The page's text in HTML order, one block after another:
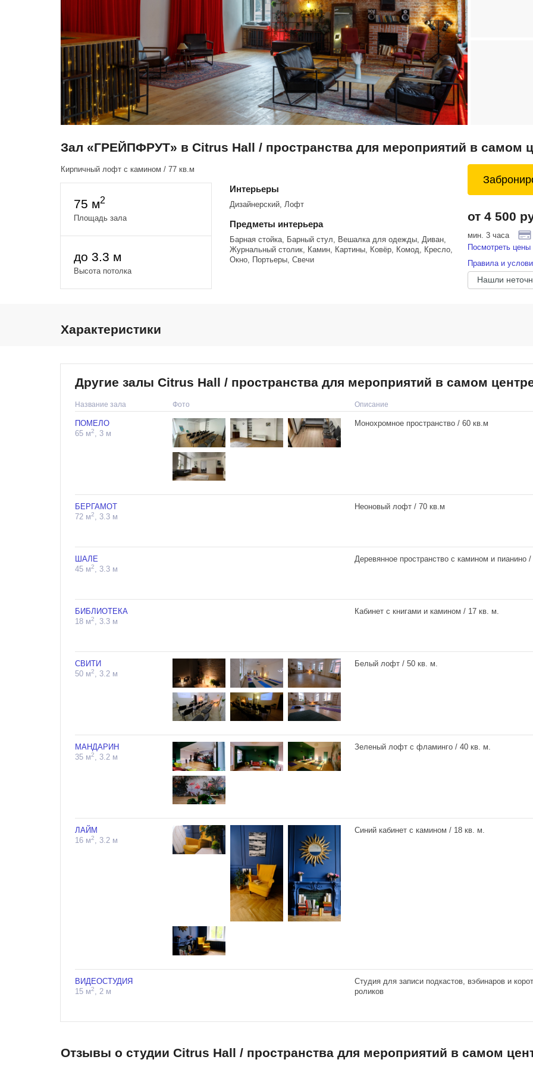
Зал «ГРЕЙПФРУТ» в Citrus Hall / пространства для мероприятий в самом
Кирпичный лофт с камином / 77 кв.м
75 м2
Площадь зала
до 3.3 м
Высота потолка
Интерьеры
Дизайнерский, Лофт
Предметы интерьера
Барная стойка, Барный стул, Вешалка для одежды, Диван,
Журнальный столик, Камин, Картины, Ковёр, Комод, Кресло,
Окно, Портьеры, Свечи
от 4 500
мин. 3 часа
Посмотреть цены
Правила и
Нашли
Характеристики
Другие залы Citrus Hall / пространства для мероприятий в самом
Название зала Фото Описание
ПОМЕЛО
65 м2, 3 м
Монохромное пространство / 60 кв.м
БЕРГАМОТ
72 м2, 3.3 м
Неоновый лофт / 70 кв.м
ШАЛЕ
45 м2, 3.3 м
Деревянное пространство с камином и пианино
БИБЛИОТЕКА
18 м2, 3.3 м
Кабинет с книгами и камином / 17 кв. м.
СВИТИ
50 м2, 3.2 м
Белый лофт / 50 кв. м.
МАНДАРИН
35 м2, 3.2 м
Зеленый лофт с фламинго / 40 кв. м.
ЛАЙМ
16 м2, 3.2 м
Синий кабинет с камином / 18 кв. м.
ВИДЕОСТУДИЯ
15 м2, 2 м
Студия для записи подкастов, вэбинаров и
роликов
Отзывы о студии Citrus Hall / пространства для мероприятий в самом